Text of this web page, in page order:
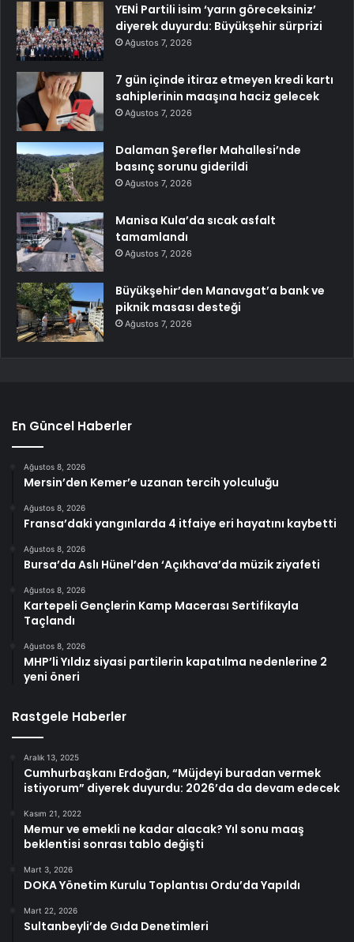
YENİ Partili isim ‘yarın göreceksiniz’
diyerek duyurdu: Büyükşehir sürprizi
Ağustos 7, 2026
7 gün içinde itiraz etmeyen kredi kartı
sahiplerinin maaşına haciz gelecek
Ağustos 7, 2026
Dalaman Şerefler Mahallesi’nde
basınç sorunu giderildi
Ağustos 7, 2026
Manisa Kula’da sıcak asfalt
tamamlandı
Ağustos 7, 2026
Büyükşehir’den Manavgat’a bank ve
piknik masası desteği
Ağustos 7, 2026
En Güncel Haberler
Ağustos 8, 2026
Mersin’den Kemer’e uzanan tercih yolculuğu
Ağustos 8, 2026
Fransa’daki yangınlarda 4 itfaiye eri hayatını kaybetti
Ağustos 8, 2026
Bursa’da Aslı Hünel’den ‘Açıkhava’da müzik ziyafeti
Ağustos 8, 2026
Kartepeli Gençlerin Kamp Macerası Sertifikayla
Taçlandı
Ağustos 8, 2026
MHP’li Yıldız siyasi partilerin kapatılma nedenlerine 2
yeni öneri
Rastgele Haberler
Aralık 13, 2025
Cumhurbaşkanı Erdoğan, “Müjdeyi buradan vermek
istiyorum” diyerek duyurdu: 2026’da da devam edecek
Kasım 21, 2022
Memur ve emekli ne kadar alacak? Yıl sonu maaş
beklentisi sonrası tablo değişti
Mart 3, 2026
DOKA Yönetim Kurulu Toplantısı Ordu’da Yapıldı
Mart 22, 2026
Sultanbeyli’de Gıda Denetimleri